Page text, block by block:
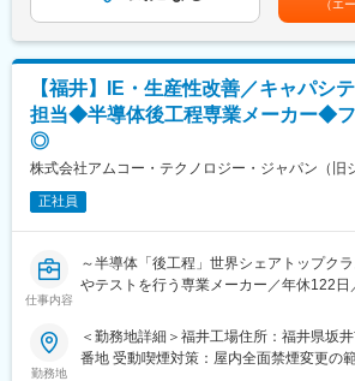
変更の範囲：会社の定める業務
／工具管理システム等
・働き方：直行直帰型／社用車支給有
■当社の強み：
・製品開発への多額の投資：
売り上げの6％を研究開発に投資しており
製品をリリースしています。また、特許
■明確な評価制度／キャリアアップ：
まずはAM1という役職からスタートし、
で昇給できます。また、営業全体7～8割
■充実したインセンティブ制度：
オファー年収は517万円を想定しておりま
※つまりご自身のスキル次第で入社1年目
可能です！
／4年目・800万円／営業課長／4年目賃金
額であり、選考を通じて上下する可能性
固定手当を含めた表記です。
（エ
【福井】IE・生産性改善／キャパシ
担当◆半導体後工程専業メーカー◆
◎
株式会社アムコー・テクノロジー・ジャパン（旧
正社員
仕事内容
～半導体「後工程」世界シェアトップク
やテストを行う専業メーカー／年休122日
■業務概要
Capacity Planning課にて、IE（インダス
グ）の視点から、製造リソースの最適化・
勤務地
＜勤務地詳細＞福井工場住所：福井県坂
番地 受動喫煙対策：屋内全面禁煙変更の